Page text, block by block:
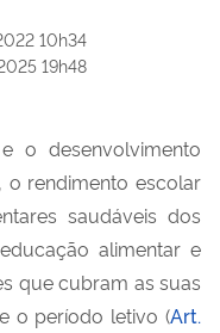
10h34
19h48
o desenvolvimento
o rendimento escolar
saudáveis dos
alimentar e
que cubram as suas
o período letivo (Art.